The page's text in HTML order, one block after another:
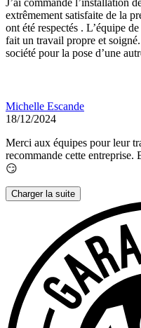
extrêmement satisfaite de la
ont été respectés . L’équipe
fait un travail propre et
société pour la pose d’une
Michelle Escande
18/12/2024
Merci aux équipes pour leur
recommande cette entreprise.
😏
Charger la suite